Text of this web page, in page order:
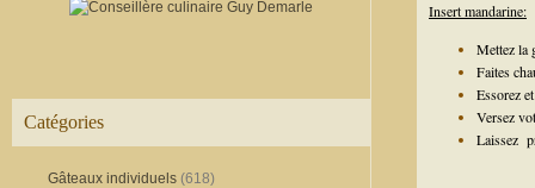
Catégories
Gâteaux individuels (618)
Insert mandarine:
Mettez la
Faites
Essorez
Versez
Laissez